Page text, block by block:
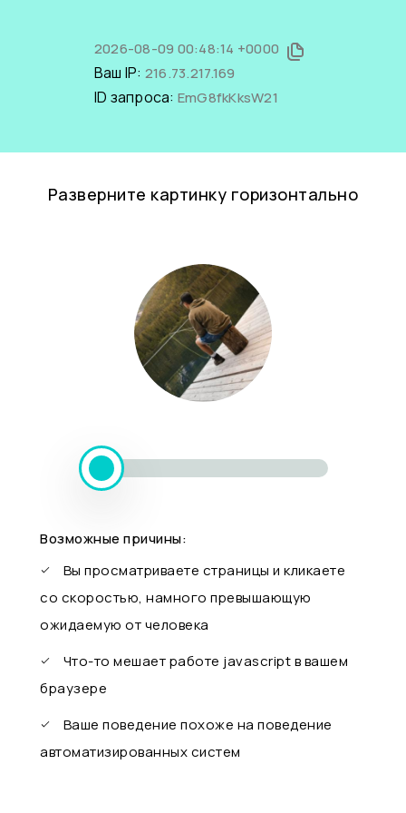
2026-08-09 00:48:14 +0000
Ваш IP: 216.73.217.169
ID запроса: EmG8fkKksW21
Разверните картинку горизонтально
Возможные причины:
Вы просматриваете страницы и кликаете
со скоростью, намного превышающую
ожидаемую от человека
Что-то мешает работе javascript в вашем
браузере
Ваше поведение похоже на поведение
автоматизированных систем